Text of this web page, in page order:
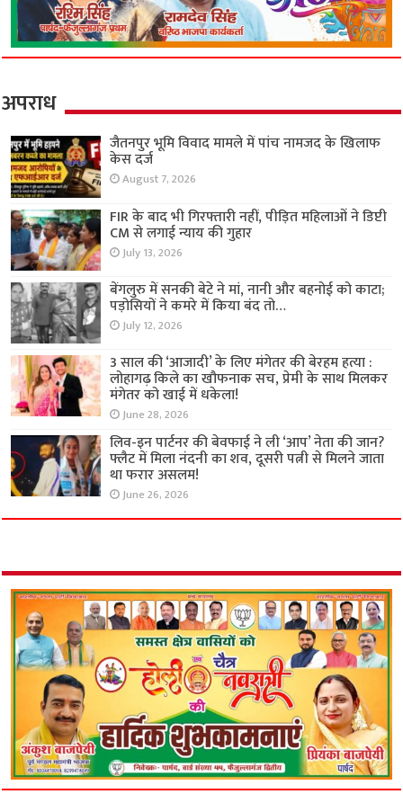
अपराध
जैतनपुर भूमि विवाद मामले में पांच नामजद के खिलाफ
केस दर्ज
August 7, 2026
FIR के बाद भी गिरफ्तारी नहीं, पीड़ित महिलाओं ने डिप्टी
CM से लगाई न्याय की गुहार
July 13, 2026
बेंगलुरु में सनकी बेटे ने मां, नानी और बहनोई को काटा;
पड़ोसियों ने कमरे में किया बंद तो…
July 12, 2026
3 साल की ‘आजादी’ के लिए मंगेतर की बेरहम हत्या :
लोहागढ़ किले का खौफनाक सच, प्रेमी के साथ मिलकर
मंगेतर को खाई में धकेला!
June 28, 2026
लिव-इन पार्टनर की बेवफाई ने ली ‘आप’ नेता की जान?
फ्लैट में मिला नंदनी का शव, दूसरी पत्नी से मिलने जाता
था फरार असलम!
June 26, 2026